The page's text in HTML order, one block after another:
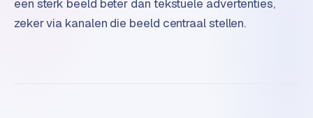
W
o
een sterk beeld beter dan tekstuele advertenties,
zeker via kanalen die beeld centraal stellen.